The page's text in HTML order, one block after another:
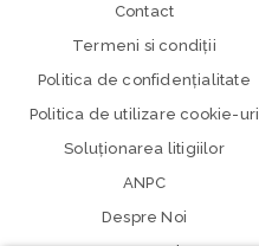
Contact
Termeni si condiţii
Politica de confidenţialitate
Politica de utilizare cookie-uri
Soluționarea litigiilor
ANPC
Despre Noi